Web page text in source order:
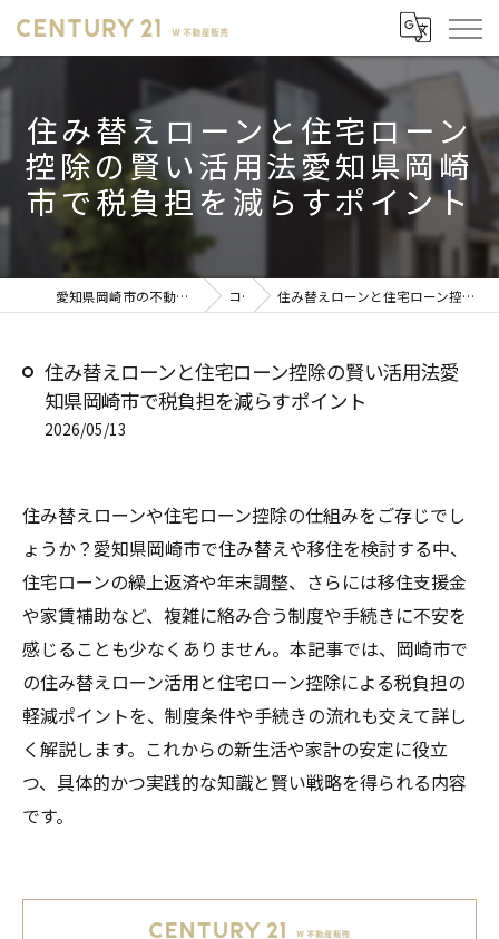
住み替えローンと住宅ローン
控除の賢い活用法愛知県岡崎
市で税負担を減らすポイント
愛知県岡崎市の不動産売却ならセンチュリー21 W不動産販売 コラム 住み替えローンと住宅ローン控除の賢い活用法愛知県岡崎市で税負担を減らすポイント
住み替えローンと住宅ローン控除の賢い活用法愛
知県岡崎市で税負担を減らすポイント
2026/05/13
住み替えローンや住宅ローン控除の仕組みをご存じでし
ょうか？愛知県岡崎市で住み替えや移住を検討する中、
住宅ローンの繰上返済や年末調整、さらには移住支援金
や家賃補助など、複雑に絡み合う制度や手続きに不安を
感じることも少なくありません。本記事では、岡崎市で
の住み替えローン活用と住宅ローン控除による税負担の
軽減ポイントを、制度条件や手続きの流れも交えて詳し
く解説します。これからの新生活や家計の安定に役立
つ、具体的かつ実践的な知識と賢い戦略を得られる内容
です。